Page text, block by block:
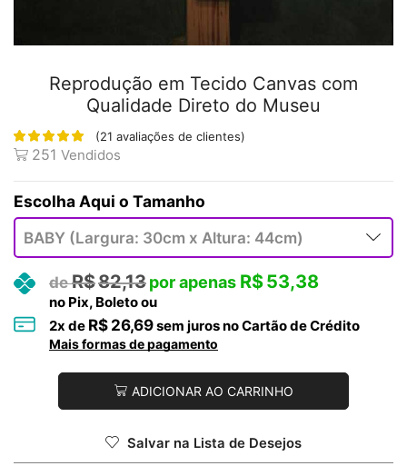
Reprodução em Tecido Canvas com
Qualidade Direto do Museu
(21 avaliações de clientes)
251 Vendidos
Tamanho
R$82,13 R$53,38
no Pix, Boleto ou
2x de R$ 26,69sem juros no Cartão de Crédito
Mais formas de pagamento
ADICIONAR AO CARRINHO
Salvar na Lista de Desejos